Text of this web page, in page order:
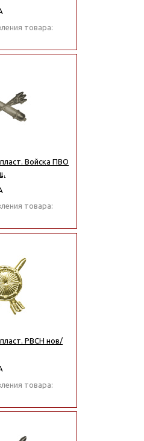
товара:
Войска ПВО
товара:
РВСН нов/
товара: